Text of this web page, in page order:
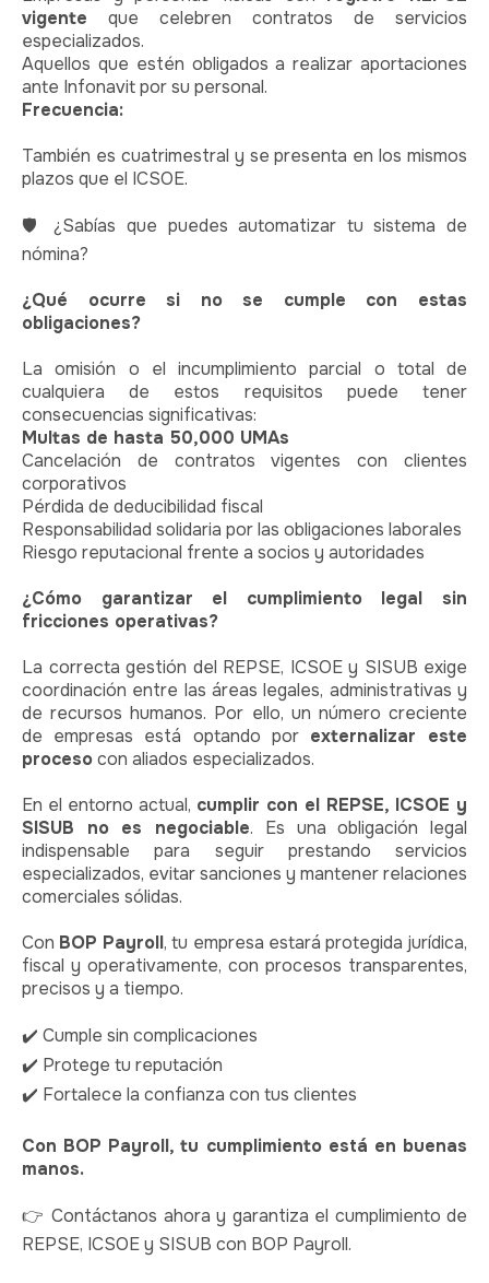
vigente que celebren contratos de servicios
especializados.
Aquellos que estén obligados a realizar aportaciones
ante Infonavit por su personal.
Frecuencia:
También es cuatrimestral y se presenta en los mismos
plazos que el ICSOE.
🛡️¿Sabías que puedes automatizar tu sistema de
nómina?
¿Qué ocurre si no se cumple con estas
obligaciones?
La omisión o el incumplimiento parcial o total de
cualquiera de estos requisitos puede tener
consecuencias significativas:
Multas de hasta 50,000 UMAs
Cancelación de contratos vigentes con clientes
corporativos
Pérdida de deducibilidad fiscal
Responsabilidad solidaria por las obligaciones laborales
Riesgo reputacional frente a socios y autoridades
¿Cómo garantizar el cumplimiento legal sin
fricciones operativas?
La correcta gestión del REPSE, ICSOE y SISUB exige
coordinación entre las áreas legales, administrativas y
de recursos humanos. Por ello, un número creciente
de empresas está optando por externalizar este
procesocon aliados especializados.
En el entorno actual, cumplir con el REPSE, ICSOE y
SISUB no es negociable. Es una obligación legal
indispensable para seguir prestando servicios
especializados, evitar sanciones y mantener relaciones
comerciales sólidas.
Con BOP Payroll, tu empresa estará protegida jurídica,
fiscal y operativamente, con procesos transparentes,
precisos y a tiempo.
✔️ Cumple sin complicaciones
✔️ Protege tu reputación
✔️ Fortalece la confianza con tus clientes
Con BOP Payroll, tu cumplimiento está en buenas
manos.
👉 Contáctanos ahora y garantiza el cumplimiento de
REPSE, ICSOE y SISUB con BOP Payroll.